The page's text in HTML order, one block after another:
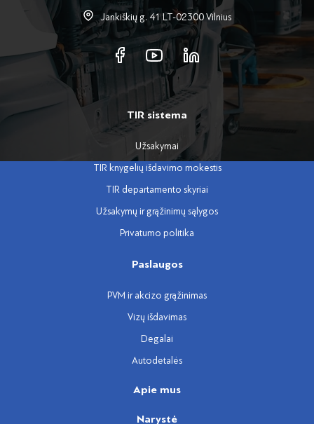
Jankiškių g. 41 LT-02300 Vilnius
TIR sistema
Užsakymai
TIR knygelių išdavimo mokestis
TIR departamento skyriai
Užsakymų ir grąžinimų sąlygos
Privatumo politika
Paslaugos
PVM ir akcizo grąžinimas
Vizų išdavimas
Degalai
Autodetalės
Apie mus
Narystė